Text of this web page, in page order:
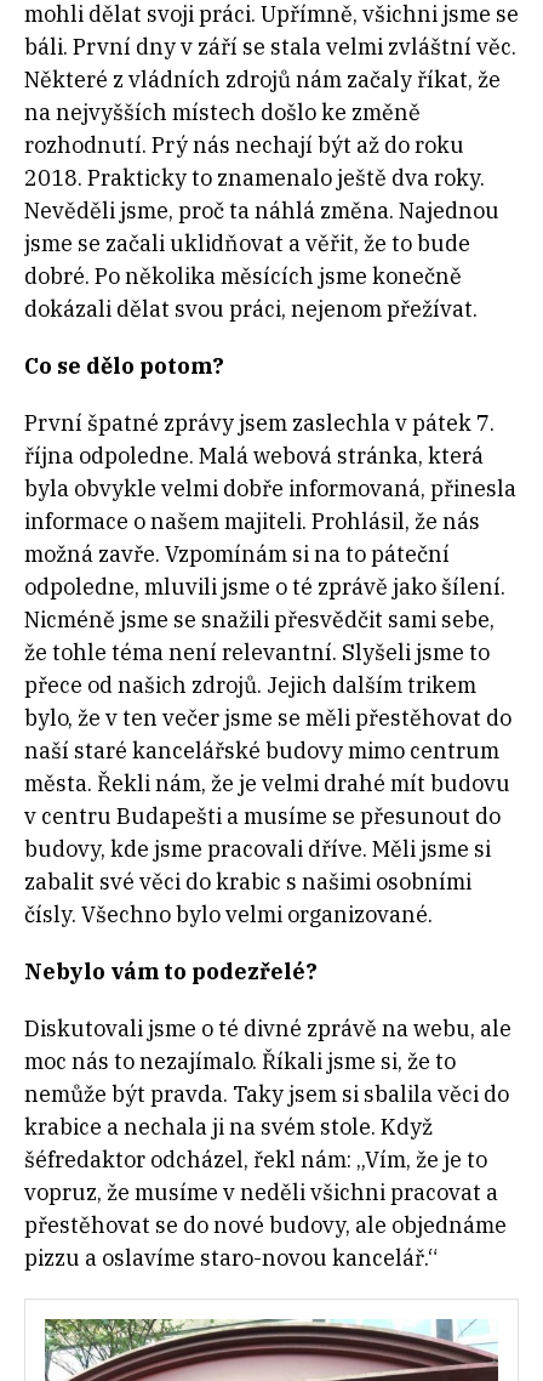
mohli dělat svoji práci. Upřímně, všichni jsme se
báli. První dny v září se stala velmi zvláštní věc.
Některé z vládních zdrojů nám začaly říkat, že
na nejvyšších místech došlo ke změně
rozhodnutí. Prý nás nechají být až do roku
2018. Prakticky to znamenalo ještě dva roky.
Nevěděli jsme, proč ta náhlá změna. Najednou
jsme se začali uklidňovat a věřit, že to bude
dobré. Po několika měsících jsme konečně
dokázali dělat svou práci, nejenom přežívat.
Co se dělo potom?
První špatné zprávy jsem zaslechla v pátek 7.
října odpoledne. Malá webová stránka, která
byla obvykle velmi dobře informovaná, přinesla
informace o našem majiteli. Prohlásil, že nás
možná zavře. Vzpomínám si na to páteční
odpoledne, mluvili jsme o té zprávě jako šílení.
Nicméně jsme se snažili přesvědčit sami sebe,
že tohle téma není relevantní. Slyšeli jsme to
přece od našich zdrojů. Jejich dalším trikem
bylo, že v ten večer jsme se měli přestěhovat do
naší staré kancelářské budovy mimo centrum
města. Řekli nám, že je velmi drahé mít budovu
v centru Budapešti a musíme se přesunout do
budovy, kde jsme pracovali dříve. Měli jsme si
zabalit své věci do krabic s našimi osobními
čísly. Všechno bylo velmi organizované.
Nebylo vám to podezřelé?
Diskutovali jsme o té divné zprávě na webu, ale
moc nás to nezajímalo. Říkali jsme si, že to
nemůže být pravda. Taky jsem si sbalila věci do
krabice a nechala ji na svém stole. Když
šéfredaktor odcházel, řekl nám: „Vím, že je to
vopruz, že musíme v neděli všichni pracovat a
přestěhovat se do nové budovy, ale objednáme
pizzu a oslavíme staro-novou kancelář.“